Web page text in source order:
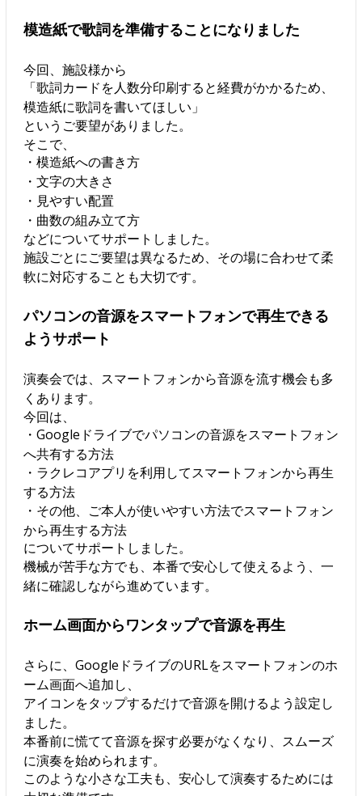
模造紙で歌詞を準備することになりました
今回、施設様から
「歌詞カードを人数分印刷すると経費がかかるため、
模造紙に歌詞を書いてほしい」
というご要望がありました。
そこで、
・模造紙への書き方
・文字の大きさ
・見やすい配置
・曲数の組み立て方
などについてサポートしました。
施設ごとにご要望は異なるため、その場に合わせて柔
軟に対応することも大切です。
パソコンの音源をスマートフォンで再生できる
ようサポート
演奏会では、スマートフォンから音源を流す機会も多
くあります。
今回は、
・Googleドライブでパソコンの音源をスマートフォン
へ共有する方法
・ラクレコアプリを利用してスマートフォンから再生
する方法
・その他、ご本人が使いやすい方法でスマートフォン
から再生する方法
についてサポートしました。
機械が苦手な方でも、本番で安心して使えるよう、一
緒に確認しながら進めています。
ホーム画面からワンタップで音源を再生
さらに、GoogleドライブのURLをスマートフォンのホ
ーム画面へ追加し、
アイコンをタップするだけで音源を開けるよう設定し
ました。
本番前に慌てて音源を探す必要がなくなり、スムーズ
に演奏を始められます。
このような小さな工夫も、安心して演奏するためには